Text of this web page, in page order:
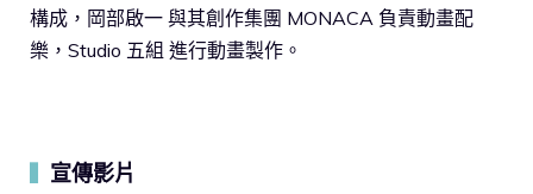
構成，岡部啟一 與其創作集團 MONACA 負責動畫配
樂，Studio 五組 進行動畫製作。
宣傳影片